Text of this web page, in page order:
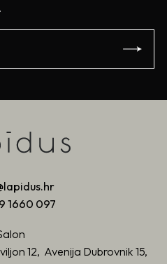
1660 097
12, Avenija Dubrovnik 15,